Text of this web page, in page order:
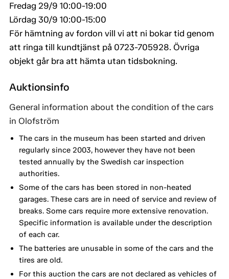
Fredag 29/9 10:00-19:00
Lördag 30/9 10:00-15:00
För hämtning av fordon vill vi att ni bokar tid genom
att ringa till kundtjänst på 0723-705928. Övriga
objekt går bra att hämta utan tidsbokning.
Auktionsinfo
General information about the condition of the cars
in Olofström
The cars in the museum has been started and driven
regularly since 2003, however they have not been
tested annually by the Swedish car inspection
authorities.
Some of the cars has been stored in non-heated
garages. These cars are in need of service and review of
breaks. Some cars require more extensive renovation.
Specific information is available under the description
of each car.
The batteries are unusable in some of the cars and the
tires are old.
For this auction the cars are not declared as vehicles of